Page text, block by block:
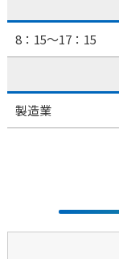
8：15～17：15
製造業